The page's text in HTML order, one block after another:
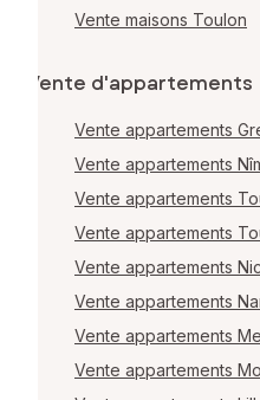
Vente maisons Toulon
Vente d'appartements
Vente appartements
Vente appartements
Vente appartements
Vente appartements
Vente appartements
Vente appartements
Vente appartements
Vente appartements